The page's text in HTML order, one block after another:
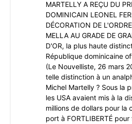
MARTELLY A REÇU DU
DOMINICAIN LEONEL
DÉCORATION DE
MELLA AU GRADE DE
D'OR, la plus haute
République dominicaine
(Le Nouvelliste, 26 mars
telle distinction à un
Michel Martelly ? Sous la
les USA avaient mis à la
millions de dollars pour la
port à FORTLIBERTÉ